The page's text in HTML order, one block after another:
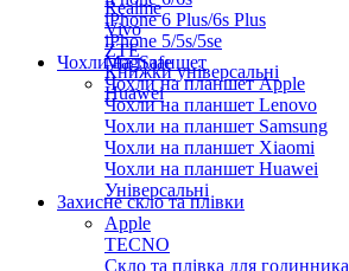
iPhone 6 Plus/6s Plus
iPhone 5/5s/5se
MagSafe
Realme
Vivo
ZTE
Книжки універсальні
Huawei
Чохли на планшет
Чохли на планшет Apple
Чохли на планшет Lenovo
Чохли на планшет Samsung
Чохли на планшет Xiaomi
Чохли на планшет Huawei
Універсальні
Захисне скло та плівки
Apple
TECNO
Скло та плівка для годинника